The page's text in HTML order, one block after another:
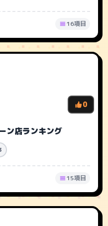
16項目
0
ン店ランキング
15項目